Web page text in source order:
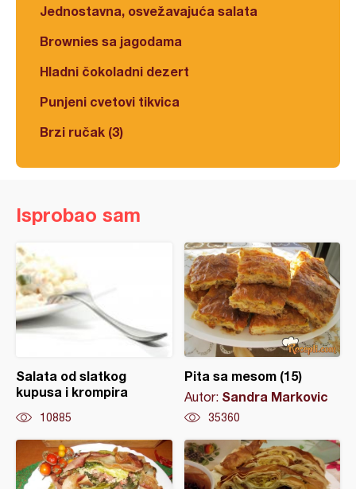
Jednostavna, osvežavajuća salata
Brownies sa jagodama
Hladni čokoladni dezert
Punjeni cvetovi tikvica
Brzi ručak (3)
Isprobao sam
Salata od slatkog
kupusa i krompira
10885
Pita sa mesom (15)
Autor: Sandra Markovic
35360